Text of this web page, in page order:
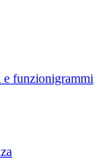
e funzionigrammi